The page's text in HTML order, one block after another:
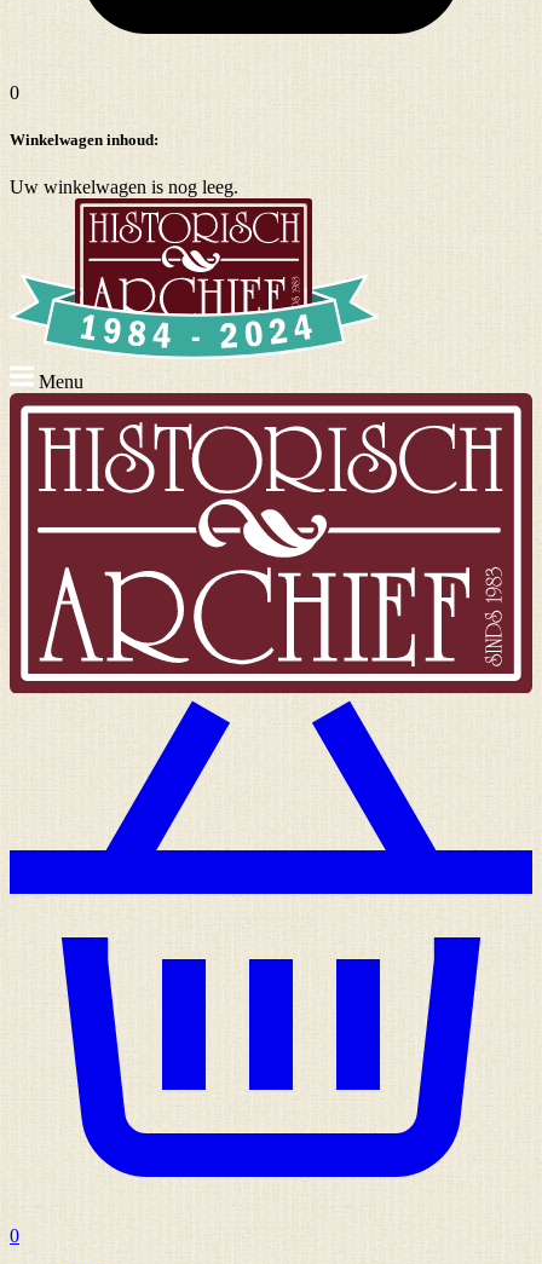
0
Winkelwagen inhoud:
Uw winkelwagen is nog leeg.
Menu
0